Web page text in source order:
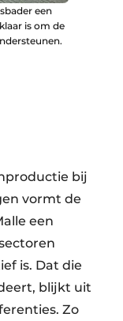
een
is om de
bij
vormt de
een
is. Dat die
blijkt uit
Zo